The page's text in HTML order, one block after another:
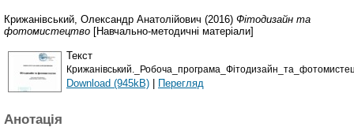
Крижанівський, Олександр Анатолійович (2016) Фітодизайн та
фотомистецтво [Навчально-методичні матеріали]
Текст
Download (945kB) | Перегляд
Анотація